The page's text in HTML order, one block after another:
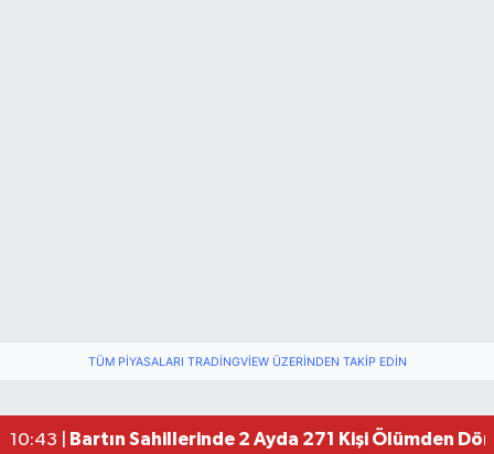
TÜM PIYASALARI TRADINGVIEW ÜZERINDEN TAKIP EDIN
10:43 | Bartın Sahillerinde 2 Ayda 271 Kişi Ölümden